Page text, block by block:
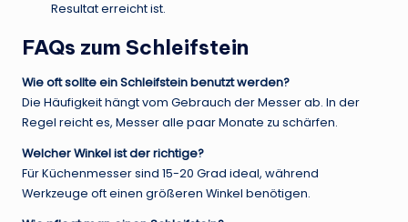
Resultat erreicht ist.
FAQs zum Schleifstein
Wie oft sollte ein Schleifstein benutzt werden?
Die Häufigkeit hängt vom Gebrauch der Messer ab. In der
Regel reicht es, Messer alle paar Monate zu schärfen.
Welcher Winkel ist der richtige?
Für Küchenmesser sind 15-20 Grad ideal, während
Werkzeuge oft einen größeren Winkel benötigen.